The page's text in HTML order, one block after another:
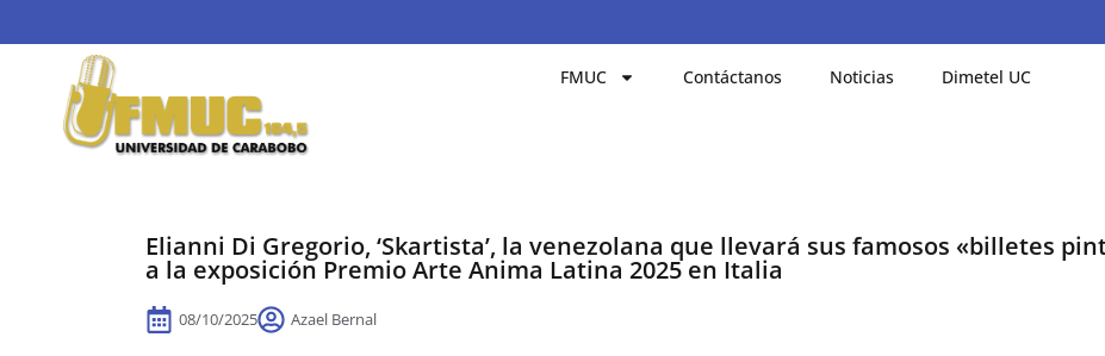
FMUC Contáctanos Noticias Dimetel UC
Elianni Di Gregorio, ‘Skartista’, la venezolana que llevará sus famosos «billetes
a la exposición Premio Arte Anima Latina 2025 en Italia
08/10/2025 Azael Bernal